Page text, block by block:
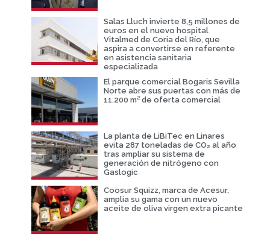
Salas Lluch invierte 8,5 millones de
euros en el nuevo hospital
Vitalmed de Coria del Río, que
aspira a convertirse en referente
en asistencia sanitaria
especializada
El parque comercial Bogaris Sevilla
Norte abre sus puertas con más de
11.200 m² de oferta comercial
La planta de LiBiTec en Linares
evita 287 toneladas de CO₂ al año
tras ampliar su sistema de
generación de nitrógeno con
Gaslogic
Coosur Squizz, marca de Acesur,
amplia su gama con un nuevo
aceite de oliva virgen extra picante